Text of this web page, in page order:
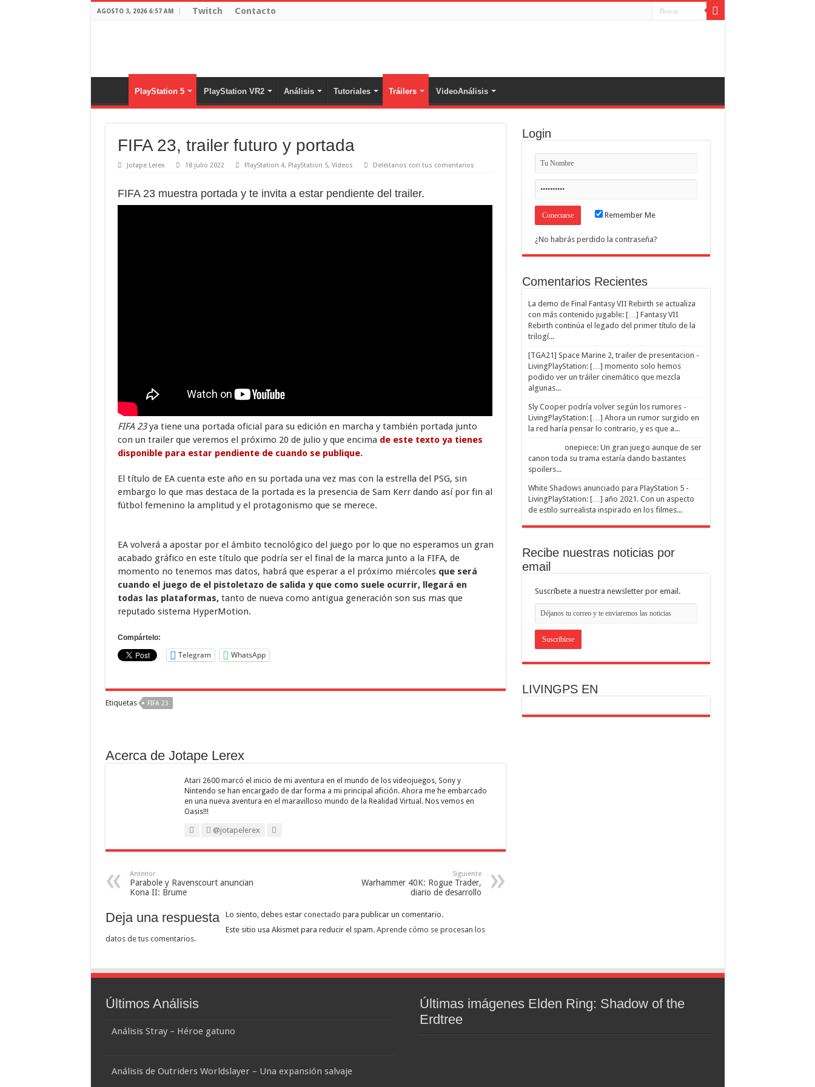
AGOSTO 3, 2026 6:57 AM Twitch Contacto
PlayStation 5 PlayStation VR2 Análisis Tutoriales Tráilers VideoAnálisis
FIFA 23, trailer futuro y portada
Jotape Lerex 18 julio 2022 PlayStation 4, PlayStation 5, Vídeos Deléitanos con tus comentarios
FIFA 23 muestra portada y te invita a estar pendiente del trailer.
FIFA 23ya tiene una portada oficial para su edición en marcha y también portada junto
con un trailer que veremos el próximo 20 de julio y que encima de este texto ya tienes
disponible para estar pendiente de cuando se publique.
El título de EA cuenta este año en su portada una vez mas con la estrella del PSG, sin
embargo lo que mas destaca de la portada es la presencia de Sam Kerr dando así por fin al
fútbol femenino la amplitud y el protagonismo que se merece.
EA volverá a apostar por el ámbito tecnológico del juego por lo que no esperamos un gran
acabado gráfico en este título que podría ser el final de la marca junto a la FIFA, de
momento no tenemos mas datos, habrá que esperar a el próximo miércoles que será
cuando el juego de el pistoletazo de salida y que como suele ocurrir, llegará en
todas las plataformas,tanto de nueva como antigua generación son sus mas que
reputado sistema HyperMotion.
Compártelo:
Telegram WhatsApp
Etiquetas FIFA 23
Acerca de Jotape Lerex
Atari 2600 marcó el inicio de mi aventura en el mundo de los videojuegos, Sony y
Nintendo se han encargado de dar forma a mi principal afición. Ahora me he embarcado
en una nueva aventura en el maravilloso mundo de la Realidad Virtual. Nos vemos en
Oasis!!!
@jotapelerex
Anterior
Parabole y Ravenscourt anuncian
Kona II: Brume
Siguiente
Warhammer 40K: Rogue Trader,
diario de desarrollo
Deja una respuesta Lo siento, debes estar conectado para publicar un comentario.
Este sitio usa Akismet para reducir el spam. Aprende cómo se procesan los
datos de tus comentarios.
Login
Remember Me
¿No habrás perdido la contraseña?
Comentarios Recientes
La demo de Final Fantasy VII Rebirth se actualiza
con más contenido jugable: […] Fantasy VII
Rebirth continúa el legado del primer título de la
trilogí...
[TGA21] Space Marine 2, trailer de presentacion -
LivingPlayStation: […] momento solo hemos
podido ver un tráiler cinemático que mezcla
algunas...
Sly Cooper podría volver según los rumores -
LivingPlayStation: […] Ahora un rumor surgido en
la red haría pensar lo contrario, y es que a...
onepiece: Un gran juego aunque de ser
canon toda su trama estaría dando bastantes
spoilers...
White Shadows anunciado para PlayStation 5 -
LivingPlayStation: […] año 2021. Con un aspecto
de estilo surrealista inspirado en los filmes...
Recibe nuestras noticias por
email
Suscríbete a nuestra newsletter por email.
LIVINGPS EN
Últimos Análisis
Análisis Stray – Héroe gatuno
Análisis de Outriders Worldslayer – Una expansión salvaje
Últimas imágenes Elden Ring: Shadow of the
Erdtree